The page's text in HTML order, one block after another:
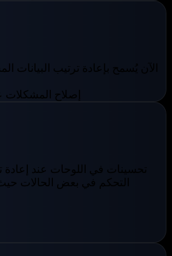
- إصلاح
- تحسينات في اللوحات عند إعادة